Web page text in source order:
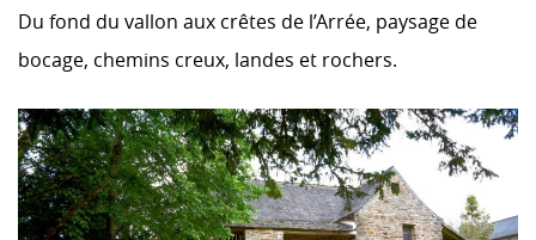
Du fond du vallon aux crêtes de l’Arrée, paysage de
bocage, chemins creux, landes et rochers.